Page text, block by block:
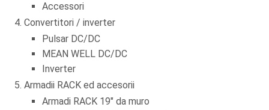
Accessori
Convertitori / inverter
Pulsar DC/DC
MEAN WELL DC/DC
Inverter
Armadii RACK ed accesorii
Armadi RACK 19" da muro